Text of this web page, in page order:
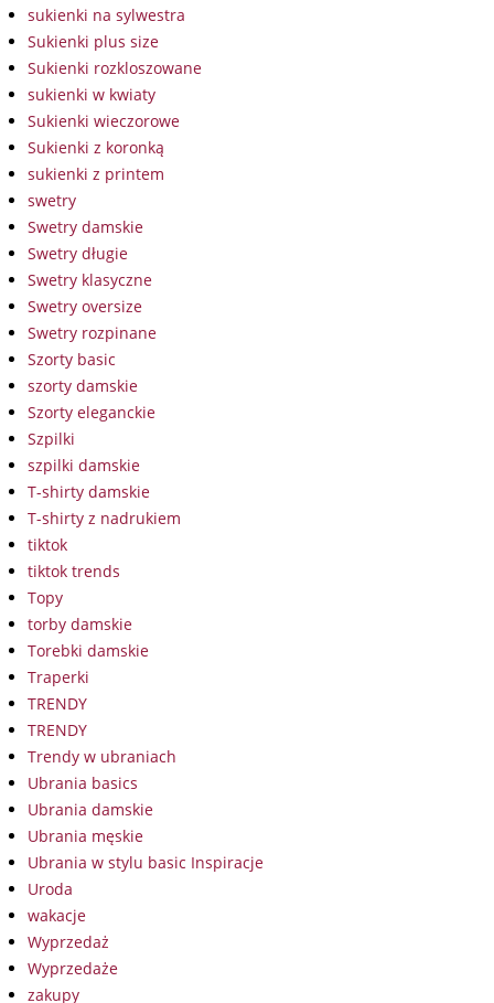
sukienki na sylwestra
Sukienki plus size
Sukienki rozkloszowane
sukienki w kwiaty
Sukienki wieczorowe
Sukienki z koronką
sukienki z printem
swetry
Swetry damskie
Swetry długie
Swetry klasyczne
Swetry oversize
Swetry rozpinane
Szorty basic
szorty damskie
Szorty eleganckie
Szpilki
szpilki damskie
T-shirty damskie
T-shirty z nadrukiem
tiktok
tiktok trends
Topy
torby damskie
Torebki damskie
Traperki
TRENDY
TRENDY
Trendy w ubraniach
Ubrania basics
Ubrania damskie
Ubrania męskie
Ubrania w stylu basic Inspiracje
Uroda
wakacje
Wyprzedaż
Wyprzedaże
zakupy